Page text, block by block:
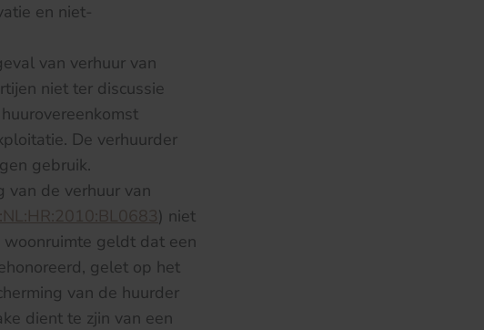
en niet-
van verhuur van
niet ter discussie
De verhuurder
gebruik.
de verhuur van
) niet
geldt dat een
gelet op het
van de huurder
dient te zjin van een